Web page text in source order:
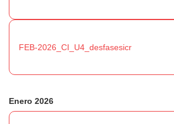
FEB-2026_CI_U4_desfasesicr
Enero 2026